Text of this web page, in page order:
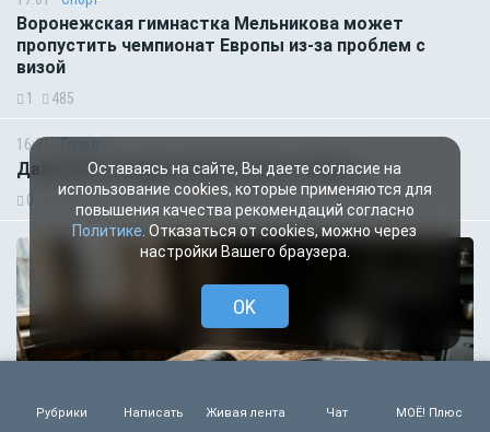
Воронежская гимнастка Мельникова может
пропустить чемпионат Европы из-за проблем с
визой
1 485
16:31 Город
Дали свет на двух улицах левого берега
0 1692
Рубрики Написать Живая лента Чат МОЁ! Плюс
Оставаясь на сайте, Вы даете согласие на
использование cookies, которые применяются для
повышения качества рекомендаций согласно
Политике . Отказаться от cookies, можно через
настройки Вашего браузера.
OK